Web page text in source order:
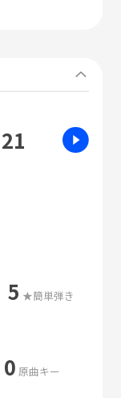
21
5 ★簡単弾き
0 原曲キー